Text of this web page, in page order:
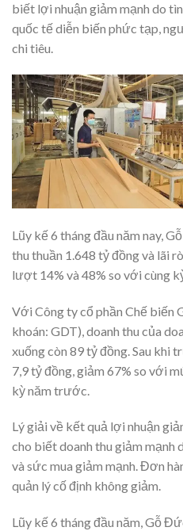
biết lợi nhuận giảm mạnh do
quốc tế diễn biến phức tạp,
chi tiêu.
Lũy kế 6 tháng đầu năm nay,
thu thuần 1.648 tỷ đồng và lãi
lượt 14% và 48% so với cùng
Với Công ty cổ phần Chế biến
khoán: GDT), doanh thu của
xuống còn 89 tỷ đồng. Sau khi
7,9 tỷ đồng, giảm 67% so với
kỳ năm trước.
Lý giải về kết quả lợi nhuận
cho biết doanh thu giảm mạnh
và sức mua giảm mạnh. Đơn
quản lý cố định không giảm.
Lũy kế 6 tháng đầu năm, Gỗ